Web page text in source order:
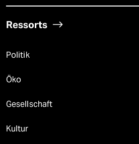
Ressorts
Politik
Öko
Gesellschaft
Kultur